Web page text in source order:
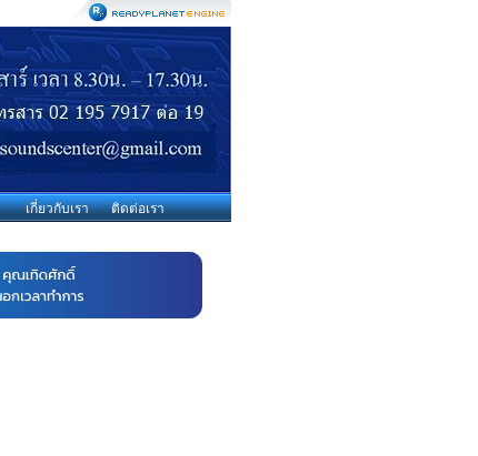
เกี่ยวกับเรา ติดต่อเรา